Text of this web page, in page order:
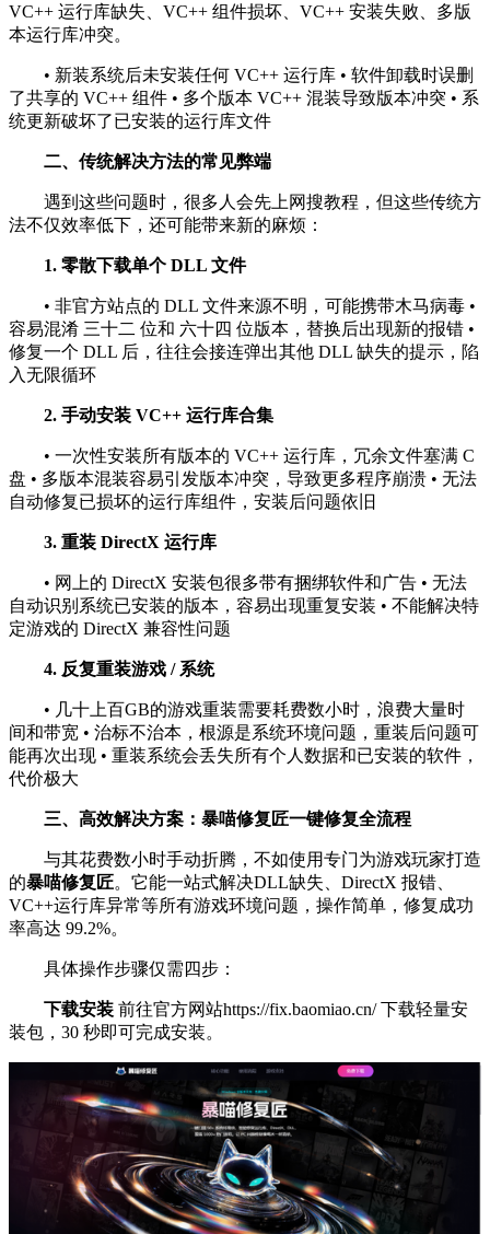
VC++ 运行库缺失、VC++ 组件损坏、VC++ 安装失败、多版
本运行库冲突。
• 新装系统后未安装任何 VC++ 运行库 • 软件卸载时误删
了共享的 VC++ 组件 • 多个版本 VC++ 混装导致版本冲突 • 系
统更新破坏了已安装的运行库文件
二、传统解决方法的常见弊端
遇到这些问题时，很多人会先上网搜教程，但这些传统方
法不仅效率低下，还可能带来新的麻烦：
1. 零散下载单个 DLL 文件
• 非官方站点的 DLL 文件来源不明，可能携带木马病毒 •
容易混淆 三十二 位和 六十四 位版本，替换后出现新的报错 •
修复一个 DLL 后，往往会接连弹出其他 DLL 缺失的提示，陷
入无限循环
2. 手动安装 VC++ 运行库合集
• 一次性安装所有版本的 VC++ 运行库，冗余文件塞满 C
盘 • 多版本混装容易引发版本冲突，导致更多程序崩溃 • 无法
自动修复已损坏的运行库组件，安装后问题依旧
3. 重装 DirectX 运行库
• 网上的 DirectX 安装包很多带有捆绑软件和广告 • 无法
自动识别系统已安装的版本，容易出现重复安装 • 不能解决特
定游戏的 DirectX 兼容性问题
4. 反复重装游戏 / 系统
• 几十上百GB的游戏重装需要耗费数小时，浪费大量时
间和带宽 • 治标不治本，根源是系统环境问题，重装后问题可
能再次出现 • 重装系统会丢失所有个人数据和已安装的软件，
代价极大
三、高效解决方案：暴喵修复匠一键修复全流程
与其花费数小时手动折腾，不如使用专门为游戏玩家打造
的暴喵修复匠。它能一站式解决DLL缺失、DirectX 报错、
VC++运行库异常等所有游戏环境问题，操作简单，修复成功
率高达 99.2%。
具体操作步骤仅需四步：
下载安装 前往官方网站https://fix.baomiao.cn/ 下载轻量安
装包，30 秒即可完成安装。